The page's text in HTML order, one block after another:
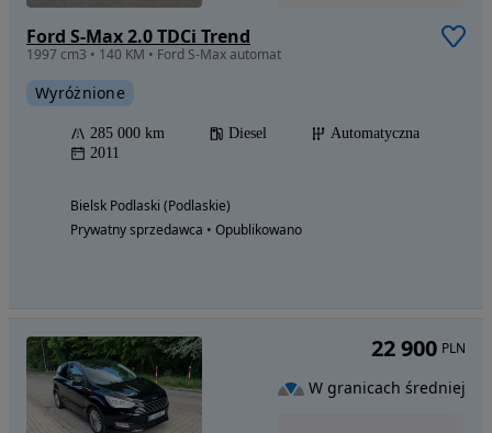
Ford S-Max 2.0 TDCi Trend
1997 cm3 • 140 KM • Ford S-Max automat
Wyróżnione
285 000 km Diesel
Automatyczna
2011
Bielsk Podlaski (Podlaskie)
Prywatny sprzedawca • Opublikowano
22 900 PLN
W granicach średniej